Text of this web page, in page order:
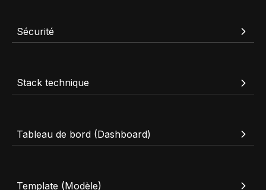
Sécurité
Stack technique
Tableau de bord (Dashboard)
Template (Modèle)